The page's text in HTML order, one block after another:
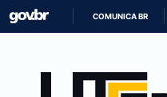
COMUNICA BR